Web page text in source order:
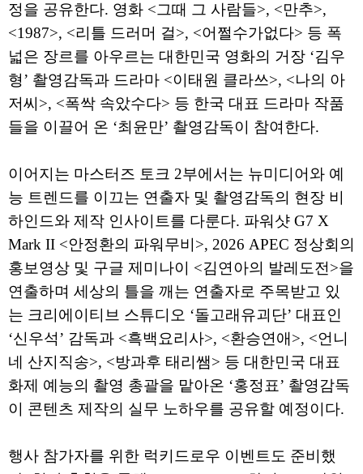
정을 공유한다. 영화 <그때 그 사람들>, <만추>,
<1987>, <리틀 드러머 걸>, <어쩔수가없다> 등 폭
넓은 장르를 아우르는 대한민국 영화의 거장 ‘김우
형’ 촬영감독과 드라마 <이태원 클라쓰>, <나의 아
저씨>, <폭싹 속았수다> 등 한국 대표 드라마 작품
들을 이끌어 온 ‘최윤만’ 촬영감독이 참여한다.
이어지는 마스터즈 토크 2부에서는 뉴미디어와 예
능 트렌드를 이끄는 연출자 및 촬영감독의 현장 비
하인드와 제작 인사이트를 다룬다. 파워샷 G7 X
Mark II <안정환의 파워무비>, 2026 APEC 정상회의
홍보영상 및 구글 제미나이 <김연아의 발레도전>을
연출하며 세상의 틀을 깨는 연출자로 주목받고 있
는 크리에이티브 스튜디오 ‘돌고래유괴단’ 대표인
‘신우석’ 감독과 <흑백요리사>, <환승연애>, <언니
네 산지직송>, <방과후 태리쌤> 등 대한민국 대표
화제 예능의 촬영 총괄을 맡아온 ‘홍정표’ 촬영감독
이 콘텐츠 제작의 실무 노하우를 공유할 예정이다.
행사 참가자를 위한 럭키드로우 이벤트도 준비했